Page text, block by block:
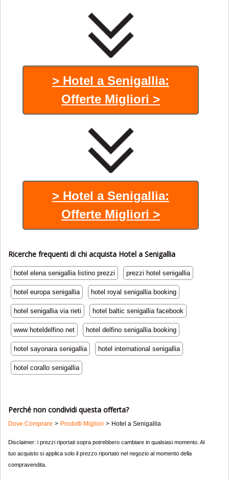
> Hotel a Senigallia:
Offerte Migliori >
> Hotel a Senigallia:
Offerte Migliori >
Ricerche frequenti di chi acquista Hotel a Senigallia
hotel elena senigallia listino prezzi prezzi hotel senigallia
hotel europa senigallia hotel royal senigallia booking
hotel senigallia via rieti hotel baltic senigallia facebook
www hoteldelfino net hotel delfino senigallia booking
hotel sayonara senigallia hotel international senigallia
hotel corallo senigallia
Perché non condividi questa offerta?
Dove Comprare Prodotti Migliori Hotel a Senigallia
Disclaimer: i prezzi riportati sopra potrebbero cambiare in qualsiasi momento. Al
tuo acquisto si applica solo il prezzo riportato nel negozio al momento della
compravendita.